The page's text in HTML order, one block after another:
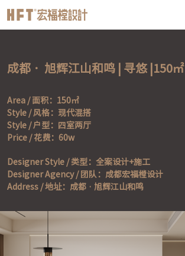
成都 ·  旭辉江山和鸣 | 寻悠 |150㎡
Area / 面积：150㎡
Style / 风格：现代混搭
Style / 户型：四室两厅
Price / 花费：60w
Designer Style / 类型：全案设计+施工
Designer Agency / 团队：成都宏福樘设计